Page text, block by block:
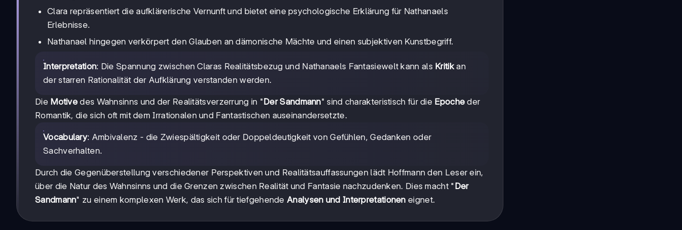
Clara repräsentiert die aufklärerische Vernunft und bietet eine psychologische Erklärung für Nathanaels
Erlebnisse.
Nathanael hingegen verkörpert den Glauben an dämonische Mächte und einen subjektiven Kunstbegriff.
Interpretation: Die Spannung zwischen Claras Realitätsbezug und Nathanaels Fantasiewelt kann als Kritikan
der starren Rationalität der Aufklärung verstanden werden.
Die Motive des Wahnsinns und der Realitätsverzerrung in "Der Sandmann" sind charakteristisch für die Epoche der
Romantik, die sich oft mit dem Irrationalen und Fantastischen auseinandersetzte.
Vocabulary: Ambivalenz - die Zwiespältigkeit oder Doppeldeutigkeit von Gefühlen, Gedanken oder
Sachverhalten.
Durch die Gegenüberstellung verschiedener Perspektiven und Realitätsauffassungen lädt Hoffmann den Leser ein,
über die Natur des Wahnsinns und die Grenzen zwischen Realität und Fantasie nachzudenken. Dies macht "Der
Sandmann" zu einem komplexen Werk, das sich für tiefgehende Analysen und Interpretationen eignet.